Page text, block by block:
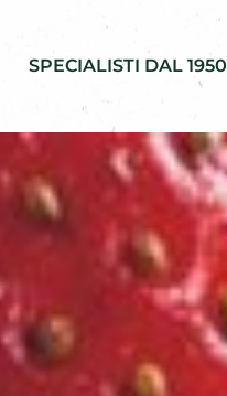
SPECIALISTI DAL 1950